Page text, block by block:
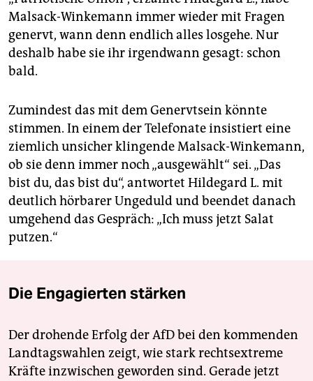
Malsack-Winkemann immer wieder mit Fragen
genervt, wann denn endlich alles losgehe. Nur
deshalb habe sie ihr irgendwann gesagt: schon
bald.
Zumindest das mit dem Genervtsein könnte
stimmen. In einem der Telefonate insistiert eine
ziemlich unsicher klingende Malsack-Winkemann,
ob sie denn immer noch „ausgewählt“ sei. „Das
bist du, das bist du“, antwortet Hildegard L. mit
deutlich hörbarer Ungeduld und beendet danach
umgehend das Gespräch: „Ich muss jetzt Salat
putzen.“
Die Engagierten stärken
Der drohende Erfolg der AfD bei den kommenden
Landtagswahlen zeigt, wie stark rechtsextreme
Kräfte inzwischen geworden sind. Gerade jetzt